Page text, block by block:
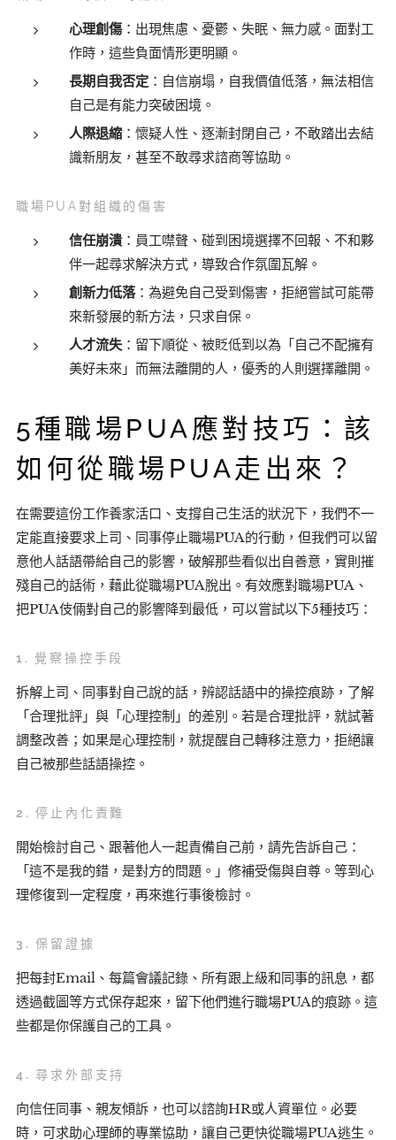
心理創傷：出現焦慮、憂鬱、失眠、無力感。面對工
作時，這些負面情形更明顯。
長期自我否定 ：自信崩塌，自我價值低落，無法相信
自己是有能力突破困境。
人際退縮 ：懷疑人性、逐漸封閉自己，不敢踏出去結
識新朋友，甚至不敢尋求諮商等協助。
職場PUA對組織的傷害
信任崩潰：員工噤聲、碰到困境選擇不回報、不和夥
伴一起尋求解決方式，導致合作氛圍瓦解。
創新力低落：為避免自己受到傷害，拒絕嘗試可能帶
來新發展的新方法，只求自保。
人才流失 ：留下順從、被貶低到以為「自己不配擁有
美好未來」而無法離開的人，優秀的人則選擇離開。
5種職場PUA應對技巧：該
如何從職場PUA走出來？
在需要這份工作養家活口、支撐自己生活的狀況下，我們不一
定能直接要求上司、同事停止職場PUA的行動，但我們可以留
意他人話語帶給自己的影響，破解那些看似出自善意，實則摧
殘自己的話術，藉此從職場PUA脫出。有效應對職場PUA、
把PUA伎倆對自己的影響降到最低，可以嘗試以下5種技巧：
1. 覺察操控手段
拆解上司、同事對自己說的話，辨認話語中的操控痕跡，了解
「合理批評」與「心理控制」的差別。若是合理批評，就試著
調整改善；如果是心理控制，就提醒自己轉移注意力，拒絕讓
自己被那些話語操控。
2.停止內化責難
開始檢討自己、跟著他人一起責備自己前，請先告訴自己：
「這不是我的錯，是對方的問題。」修補受傷與自尊。等到心
理修復到一定程度，再來進行事後檢討。
3.保留證據
把每封Email、每篇會議記錄、所有跟上級和同事的訊息，都
透過截圖等方式保存起來，留下他們進行職場PUA的痕跡。這
些都是你保護自己的工具。
4.尋求外部支持
向信任同事、親友傾訴，也可以諮詢HR或人資單位。必要
時，可求助心理師的專業協助，讓自己更快從職場PUA逃生。